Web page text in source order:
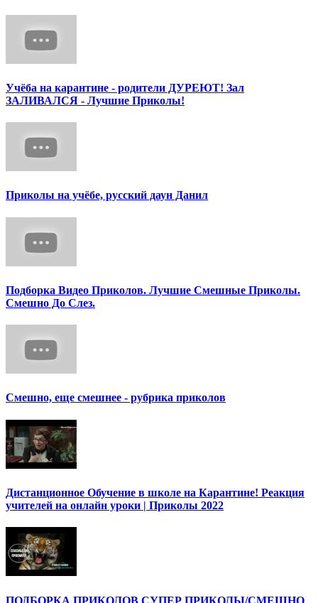
Учёба на карантине - родители ДУРЕЮТ! Зал
ЗАЛИВАЛСЯ - Лучшие Приколы!
Приколы на учёбе, русский даун Данил
Подборка Видео Приколов. Лучшие Смешные Приколы.
Смешно До Слез.
Смешно, еще смешнее - рубрика приколов
Дистанционное Обучение в школе на Карантине! Реакция
учителей на онлайн уроки | Приколы 2022
ПОДБОРКА ПРИКОЛОВ СУПЕР ПРИКОЛЫ/СМЕШНО